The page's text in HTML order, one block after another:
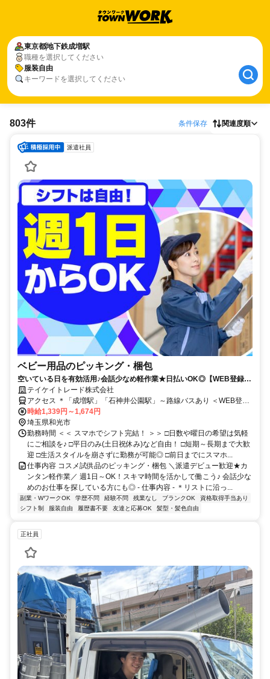
東京都地下鉄成増駅
職種を選択してください
服装自由
キーワードを選択してください
803件 条件保存 関連度順
派遣社員
ベビー用品のピッキング・梱包
空いている日を有効活用♪会話少なめ軽作業★日払いOK◎【WEB登録会
実施中】
テイケイトレード株式会社
アクセス ＊「成増駅」「石神井公園駅」～路線バスあり ＜WEB登録
実施中！＞
時給1,339円～1,674円
埼玉県和光市
勤務時間 ＜＜ スマホでシフト完結！ ＞＞ □日数や曜日の希望は気軽
にご相談を♪ □平日のみ(土日祝休み)など自由！ □短期～長期まで大歓
迎 □生活スタイルを崩さずに勤務が可能◎ □前日までにスマホ...
仕事内容 コスメ試供品のピッキング・梱包 ＼派遣デビュー歓迎★カ
ンタン軽作業／ 週1日～OK！スキマ時間を活かして働こう♪ 会話少な
めのお仕事を探している方にも◎ - 仕事内容 - ＊リストに沿っ...
副業・WワークOK 学歴不問 経験不問 残業なし ブランクOK
資格取得手当あり
シフト制
服装自由 履歴書不要 友達と応募OK 髪型・髪色自由
正社員